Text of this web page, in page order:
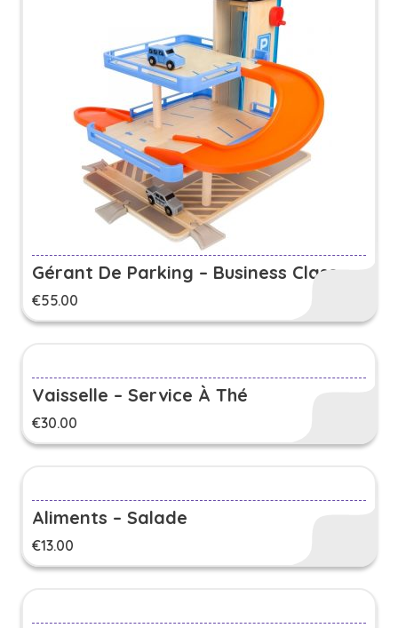
Gérant De Parking – Business Class
€55.00
Vaisselle – Service À Thé
€30.00
Aliments – Salade
€13.00